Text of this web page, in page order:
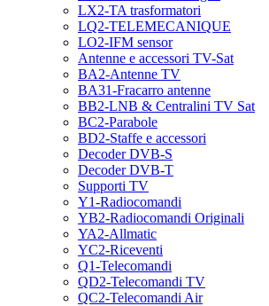
LX2-TA trasformatori
LQ2-TELEMECANIQUE
LO2-IFM sensor
Antenne e accessori TV-Sat
BA2-Antenne TV
BA31-Fracarro antenne
BB2-LNB & Centralini TV Sat
BC2-Parabole
BD2-Staffe e accessori
Decoder DVB-S
Decoder DVB-T
Supporti TV
Y1-Radiocomandi
YB2-Radiocomandi Originali
YA2-Allmatic
YC2-Riceventi
Q1-Telecomandi
QD2-Telecomandi TV
QC2-Telecomandi Air